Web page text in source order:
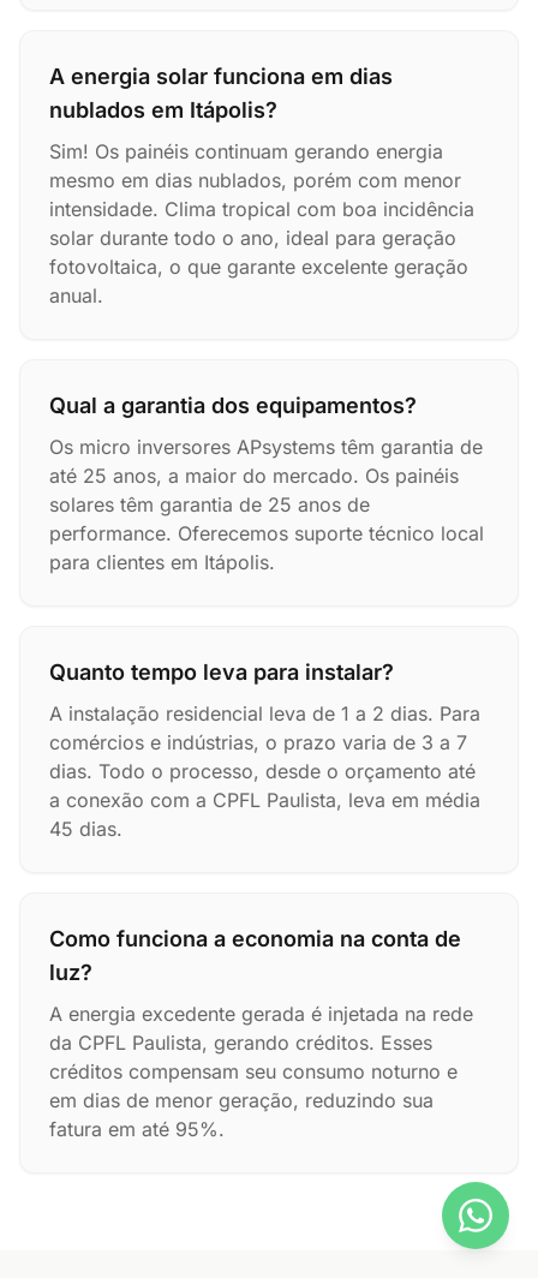
A energia solar funciona em dias
nublados em Itápolis?
Sim! Os painéis continuam gerando energia
mesmo em dias nublados, porém com menor
intensidade. Clima tropical com boa incidência
solar durante todo o ano, ideal para geração
fotovoltaica, o que garante excelente geração
anual.
Qual a garantia dos equipamentos?
Os micro inversores APsystems têm garantia de
até 25 anos, a maior do mercado. Os painéis
solares têm garantia de 25 anos de
performance. Oferecemos suporte técnico local
para clientes em Itápolis.
Quanto tempo leva para instalar?
A instalação residencial leva de 1 a 2 dias. Para
comércios e indústrias, o prazo varia de 3 a 7
dias. Todo o processo, desde o orçamento até
a conexão com a CPFL Paulista, leva em média
45 dias.
Como funciona a economia na conta de
luz?
A energia excedente gerada é injetada na rede
da CPFL Paulista, gerando créditos. Esses
créditos compensam seu consumo noturno e
em dias de menor geração, reduzindo sua
fatura em até 95%.